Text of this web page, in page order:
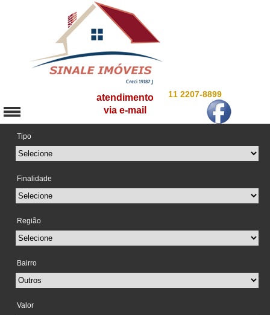
11 2207-8899
atendimento
via e-mail
Tipo
Finalidade
Região
Bairro
Valor